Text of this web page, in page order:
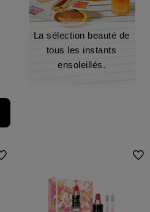
La sélection beauté de
tous les instants
ensoleillés.